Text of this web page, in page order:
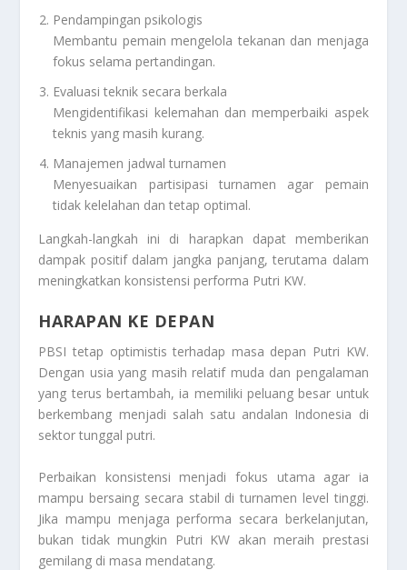
Pendampingan psikologis
Membantu pemain mengelola tekanan dan menjaga
fokus selama pertandingan.
Evaluasi teknik secara berkala
Mengidentifikasi kelemahan dan memperbaiki aspek
teknis yang masih kurang.
Manajemen jadwal turnamen
Menyesuaikan partisipasi turnamen agar pemain
tidak kelelahan dan tetap optimal.
Langkah-langkah ini di harapkan dapat memberikan
dampak positif dalam jangka panjang, terutama dalam
meningkatkan konsistensi performa Putri KW.
HARAPAN KE DEPAN
PBSI tetap optimistis terhadap masa depan Putri KW.
Dengan usia yang masih relatif muda dan pengalaman
yang terus bertambah, ia memiliki peluang besar untuk
berkembang menjadi salah satu andalan Indonesia di
sektor tunggal putri.
Perbaikan konsistensi menjadi fokus utama agar ia
mampu bersaing secara stabil di turnamen level tinggi.
Jika mampu menjaga performa secara berkelanjutan,
bukan tidak mungkin Putri KW akan meraih prestasi
gemilang di masa mendatang.